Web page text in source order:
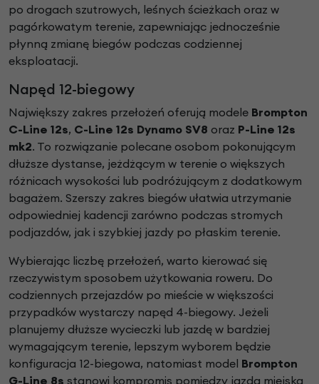
po drogach szutrowych, leśnych ścieżkach oraz w
pagórkowatym terenie, zapewniając jednocześnie
płynną zmianę biegów podczas codziennej
eksploatacji.
Napęd 12-biegowy
Największy zakres przełożeń oferują modele Brompton
C-Line 12s, C-Line 12s Dynamo SV8 oraz P-Line 12s
mk2. To rozwiązanie polecane osobom pokonującym
dłuższe dystanse, jeżdżącym w terenie o większych
różnicach wysokości lub podróżującym z dodatkowym
bagażem. Szerszy zakres biegów ułatwia utrzymanie
odpowiedniej kadencji zarówno podczas stromych
podjazdów, jak i szybkiej jazdy po płaskim terenie.
Wybierając liczbę przełożeń, warto kierować się
rzeczywistym sposobem użytkowania roweru. Do
codziennych przejazdów po mieście w większości
przypadków wystarczy napęd 4-biegowy. Jeżeli
planujemy dłuższe wycieczki lub jazdę w bardziej
wymagającym terenie, lepszym wyborem będzie
konfiguracja 12-biegowa, natomiast model Brompton
G-Line 8s stanowi kompromis pomiędzy jazdą miejską